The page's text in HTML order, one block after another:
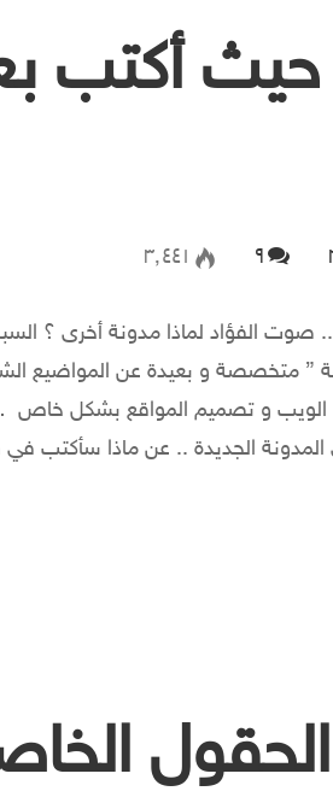
أكتب
۹ ۳٬٤٤۱
صوت الفؤاد لماذا مدونة أخرى ؟
” متخصصة و بعيدة عن المواضيع
و الويب و تصميم المواقع بشكل
المدونة الجديدة .. عن ماذا سأكتب